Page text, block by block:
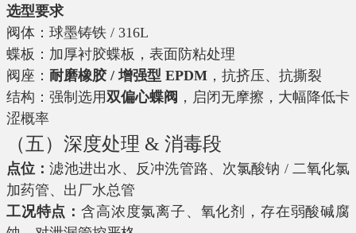
选型要求
阀体：球墨铸铁 / 316L
蝶板：加厚衬胶蝶板，表面防粘处理
阀座： 耐磨橡胶 / 增强型 EPDM ，抗挤压、抗撕裂
结构：强制选用双偏心蝶阀 ，启闭无摩擦，大幅降低卡
涩概率
（五）深度处理 & 消毒段
点位：滤池进出水、反冲洗管路、次氯酸钠 / 二氧化氯
加药管、出厂水总管
工况特点：含高浓度氯离子、氧化剂，存在弱酸碱腐